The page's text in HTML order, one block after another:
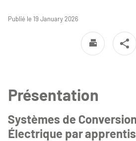
Publié le 19 January 2026
Présentation
Systèmes de
Électrique par